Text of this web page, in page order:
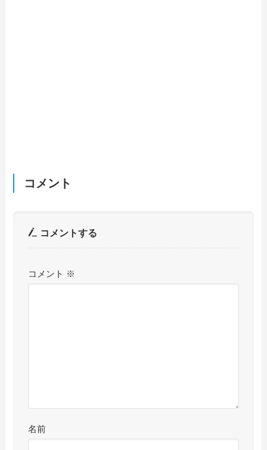
コメント
コメントする
コメント ※
名前